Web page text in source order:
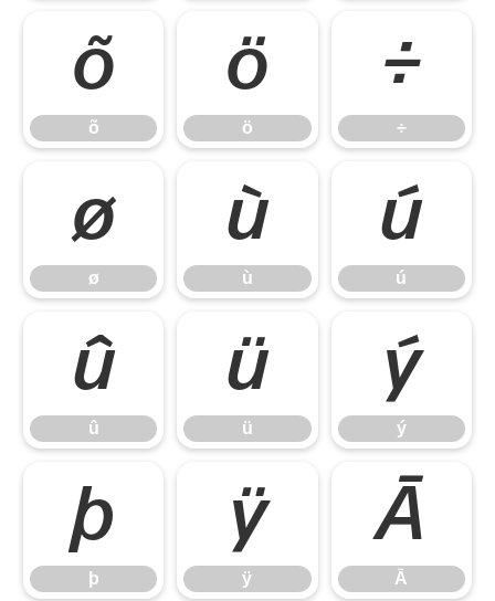
õ
õ
ö
ö
÷
÷
ø
ø
ù
ù
ú
ú
û
û
ü
ü
ý
ý
þ
þ
ÿ
ÿ
Ā
Ā